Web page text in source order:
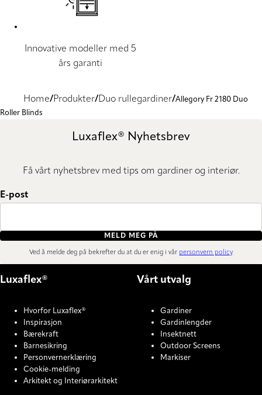
Innovative modeller med 5
års garanti
Home Produkter Duo rullegardiner Allegory Fr 2180 Duo
Roller Blinds
Luxaflex® Nyhetsbrev
Få vårt nyhetsbrev med tips om gardiner og interiør.
E-post
MELD MEG PÅ
Ved å melde deg på bekrefter du at du er enig i vår personvern policy.
Luxaflex®
Hvorfor Luxaflex®
Inspirasjon
Bærekraft
Barnesikring
Personvernerklæring
Cookie-melding
Arkitekt og Interiørarkitekt
Vårt utvalg
Gardiner
Gardinlengder
Insektnett
Outdoor Screens
Markiser